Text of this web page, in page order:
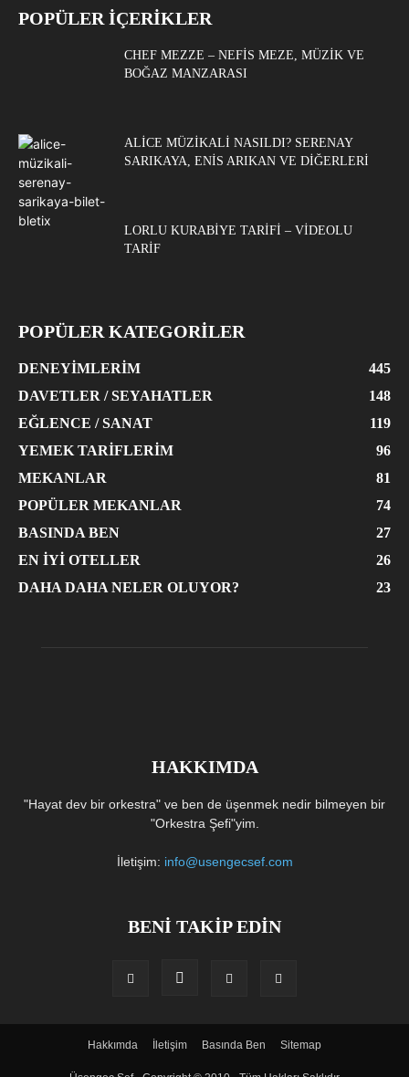
POPÜLER İÇERİKLER
CHEF MEZZE – NEFIS MEZE, MÜZIK VE
BOĞAZ MANZARASI
ALICE MÜZIKALI NASILDI? SERENAY
SARIKAYA, ENIS ARIKAN VE DIĞERLERI
LORLU KURABIYE TARIFI – VIDEOLU
TARIF
POPÜLER KATEGORİLER
DENEYIMLERIM
445
DAVETLER / SEYAHATLER
148
EĞLENCE / SANAT
119
YEMEK TARIFLERIM
96
MEKANLAR
81
POPÜLER MEKANLAR
74
BASINDA BEN
27
EN İYI OTELLER
26
DAHA DAHA NELER OLUYOR?
23
HAKKIMDA
"Hayat dev bir orkestra" ve ben de üşenmek nedir bilmeyen bir
"Orkestra Şefi"yim.
İletişim: info@usengecsef.com
BENİ TAKİP EDİN
Hakkımda İletişim Basında Ben Sitemap